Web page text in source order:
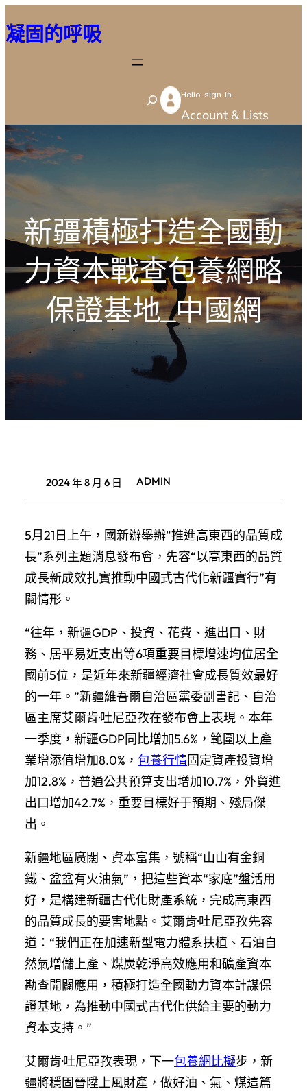
至
容
凝固的呼吸
S
e
Hello sign in
Account & Lists
新疆積極打造全國動
力資本戰查包養網略
保證基地_中國網
2024 年 8 月 6 日 ADMIN
5月21日上午，國新辦舉辦“推進高東西的品質成
長”系列主題消息發布會，先容“以高東西的品質
成長新成效扎實推動中國式古代化新疆實行”有
關情形。
“往年，新疆GDP、投資、花費、進出口、財
務、居平易近支出等6項重要目標增速均位居全
國前5位，是近年來新疆經濟社會成長質效最好
的一年。”新疆維吾爾自治區黨委副書記、自治
區主席艾爾肯·吐尼亞孜在發布會上表現。本年
一季度，新疆GDP同比增加5.6%，範圍以上產
業增添值增加8.0%， 包養行情固定資產投資增
加12.8%，普通公共預算支出增加10.7%，外貿進
出口增加42.7%，重要目標好于預期、殘局傑
出。
新疆地區廣闊、資本富集，號稱“山山有金銅
鐵、盆盆有火油氣”，把這些資本“家底”盤活用
好，是構建新疆古代化財產系統，完成高東西
的品質成長的要害地點。艾爾肯·吐尼亞孜先容
道：“我們正在加速新型電力體系扶植、石油自
然氣增儲上產、煤炭乾淨高效應用和礦產資本
勘查開闢應用，積極打造全國動力資本計謀保
證基地，為推動中國式古代化供給主要的動力
資本支持。”
艾爾肯·吐尼亞孜表現，下一包養網比擬步，新
疆將穩固晉陞上風財產，做好油、氣、煤這篇